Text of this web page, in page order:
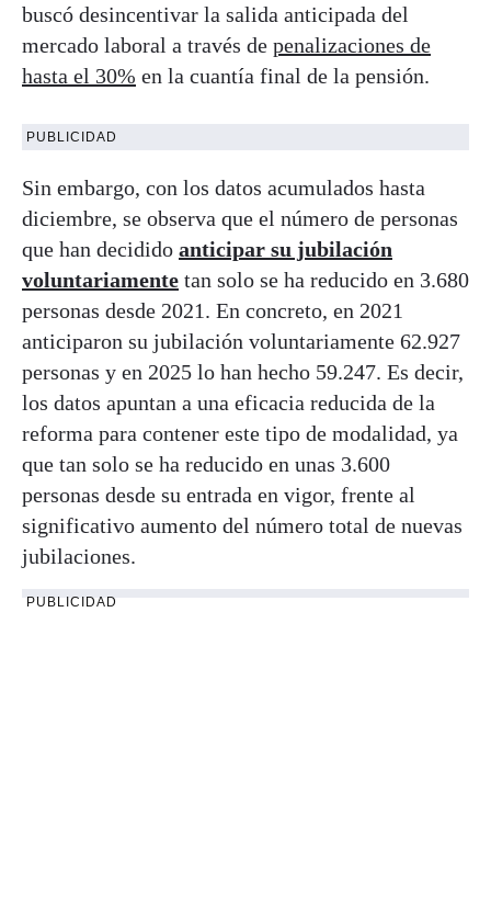
buscó desincentivar la salida anticipada del
mercado laboral a través de penalizaciones de
hasta el 30% en la cuantía final de la pensión.
PUBLICIDAD
Sin embargo, con los datos acumulados hasta
diciembre, se observa que el número de personas
que han decidido anticipar su jubilación
voluntariamente tan solo se ha reducido en 3.680
personas desde 2021. En concreto, en 2021
anticiparon su jubilación voluntariamente 62.927
personas y en 2025 lo han hecho 59.247. Es decir,
los datos apuntan a una eficacia reducida de la
reforma para contener este tipo de modalidad, ya
que tan solo se ha reducido en unas 3.600
personas desde su entrada en vigor, frente al
significativo aumento del número total de nuevas
jubilaciones.
PUBLICIDAD